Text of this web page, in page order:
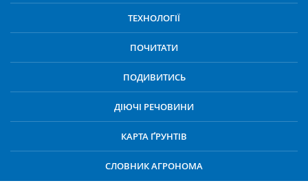
ТЕХНОЛОГІЇ
ПОЧИТАТИ
ПОДИВИТИСЬ
ДІЮЧІ РЕЧОВИНИ
КАРТА ҐРУНТІВ
СЛОВНИК АГРОНОМА